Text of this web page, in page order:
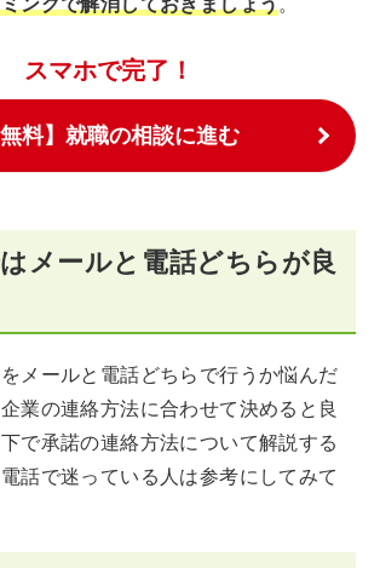
スマホで完了！
無料】就職の相談に進む
メールと電話どちらが良
メールと電話どちらで行うか悩んだ
業の連絡方法に合わせて決めると良
で承諾の連絡方法について解説する
話で迷っている人は参考にしてみて